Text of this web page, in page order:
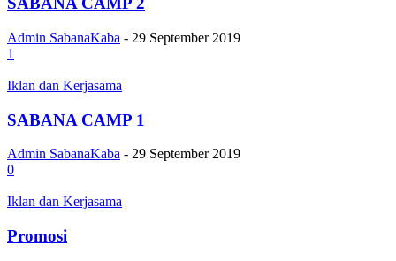
Admin SabanaKaba - 29 September 2019
1
Iklan dan Kerjasama
SABANA CAMP 1
Admin SabanaKaba - 29 September 2019
0
Iklan dan Kerjasama
Promosi